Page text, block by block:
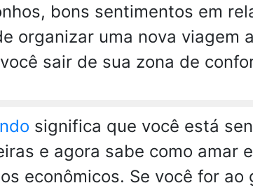
bons sentimentos em
organizar uma nova viagem
sair de sua zona de
significa que você está
e agora sabe como amar
econômicos. Se você for